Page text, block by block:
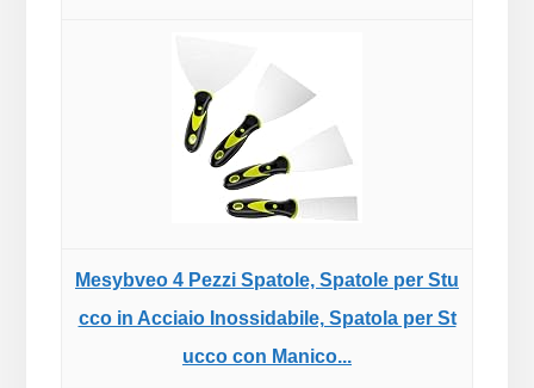
Mesybveo 4 Pezzi Spatole, Spatole per Stu
cco in Acciaio Inossidabile, Spatola per St
ucco con Manico...